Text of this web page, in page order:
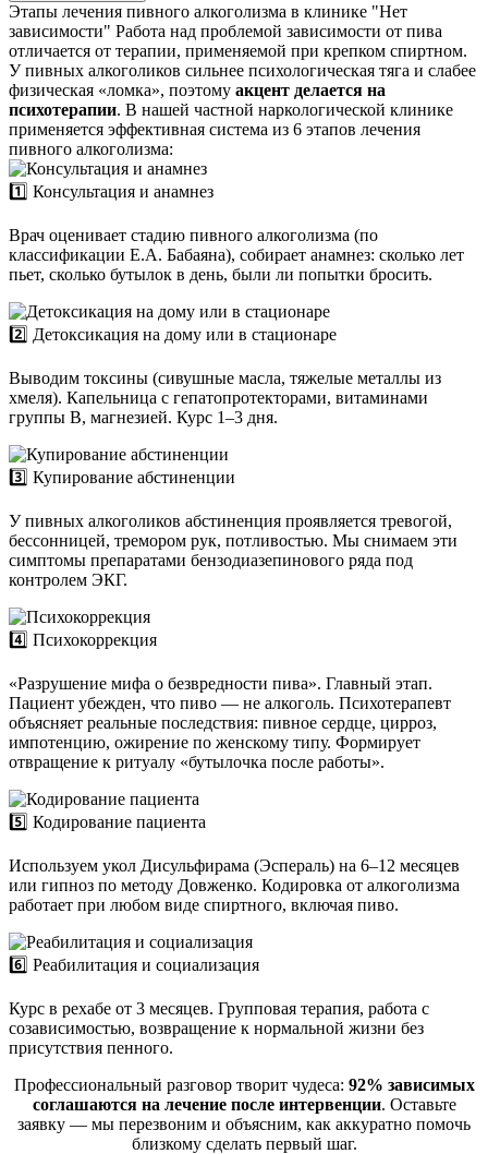
Этапы лечения пивного алкоголизма в клинике "Нет
зависимости" Работа над проблемой зависимости от пива
отличается от терапии, применяемой при крепком спиртном.
У пивных алкоголиков сильнее психологическая тяга и слабее
физическая «ломка», поэтому акцент делается на
психотерапии. В нашей частной наркологической клинике
применяется эффективная система из 6 этапов лечения
пивного алкоголизма:
1️⃣ Консультация и анамнез
Врач оценивает стадию пивного алкоголизма (по
классификации Е.А. Бабаяна), собирает анамнез: сколько лет
пьет, сколько бутылок в день, были ли попытки бросить.
2️⃣ Детоксикация на дому или в стационаре
Выводим токсины (сивушные масла, тяжелые металлы из
хмеля). Капельница с гепатопротекторами, витаминами
группы B, магнезией. Курс 1–3 дня.
3️⃣ Купирование абстиненции
У пивных алкоголиков абстиненция проявляется тревогой,
бессонницей, тремором рук, потливостью. Мы снимаем эти
симптомы препаратами бензодиазепинового ряда под
контролем ЭКГ.
4️⃣ Психокоррекция
«Разрушение мифа о безвредности пива». Главный этап.
Пациент убежден, что пиво — не алкоголь. Психотерапевт
объясняет реальные последствия: пивное сердце, цирроз,
импотенцию, ожирение по женскому типу. Формирует
отвращение к ритуалу «бутылочка после работы».
5️⃣ Кодирование пациента
Используем укол Дисульфирама (Эспераль) на 6–12 месяцев
или гипноз по методу Довженко. Кодировка от алкоголизма
работает при любом виде спиртного, включая пиво.
6️⃣ Реабилитация и социализация
Курс в рехабе от 3 месяцев. Групповая терапия, работа с
созависимостью, возвращение к нормальной жизни без
присутствия пенного.
Профессиональный разговор творит чудеса: 92% зависимых
соглашаются на лечение после интервенции. Оставьте
заявку — мы перезвоним и объясним, как аккуратно помочь
близкому сделать первый шаг.